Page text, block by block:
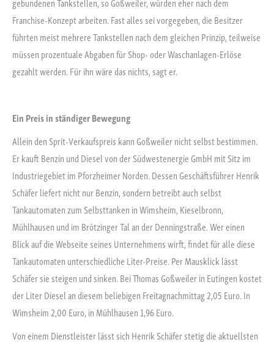
Franchise-Konzept arbeiten. Fast alles sei vorgegeben, die Besitzer
führten meist mehrere Tankstellen nach dem gleichen Prinzip, teilweise
müssen prozentuale Abgaben für Shop- oder Waschanlagen-Erlöse
gezahlt werden. Für ihn wäre das nichts, sagt er.
Ein Preis in ständiger Bewegung
Allein den Sprit-Verkaufspreis kann Goßweiler nicht selbst bestimmen.
Er kauft Benzin und Diesel von der Südwestenergie GmbH mit Sitz im
Industriegebiet im Pforzheimer Norden. Dessen Geschäftsführer Henrik
Schäfer liefert nicht nur Benzin, sondern betreibt auch selbst
Tankautomaten zum Selbsttanken in Wimsheim, Kieselbronn,
Mühlhausen und im Brötzinger Tal an der Denningstraße. Wer einen
Blick auf die Webseite seines Unternehmens wirft, findet für alle diese
Tankautomaten unterschiedliche Liter-Preise. Per Mausklick lässt
Schäfer sie steigen und sinken. Bei Thomas Goßweiler in Eutingen kostet
der Liter Diesel an diesem beliebigen Freitagnachmittag 2,05 Euro. In
Wimsheim 2,00 Euro, in Mühlhausen 1,96 Euro.
Von einem Dienstleister lässt sich Henrik Schäfer stetig die aktuellsten